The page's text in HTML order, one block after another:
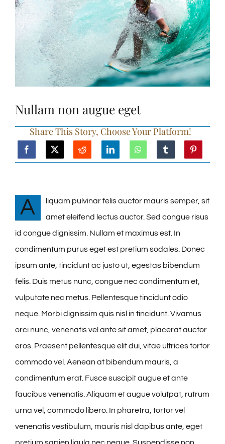
Nullam non augue eget
Share This Story, Choose Your Platform!
A
liquam pulvinar felis auctor mauris semper, sit
amet eleifend lectus auctor. Sed congue risus
id congue dignissim. Nullam et maximus est. In
condimentum purus eget est pretium sodales. Donec
ipsum ante, tincidunt ac justo ut, egestas bibendum
felis. Duis metus nunc, congue nec condimentum et,
vulputate nec metus. Pellentesque tincidunt odio
neque. Morbi dignissim quis nisl in tincidunt. Vivamus
orci nunc, venenatis vel ante sit amet, placerat auctor
eros. Praesent pellentesque elit dui, vitae ultrices tortor
commodo vel. Aenean at bibendum mauris, a
condimentum erat. Fusce suscipit augue et ante
faucibus venenatis. Aliquam et augue volutpat, rutrum
urna vel, commodo libero. In pharetra, tortor vel
venenatis vestibulum, mauris nisl dapibus ante, eget